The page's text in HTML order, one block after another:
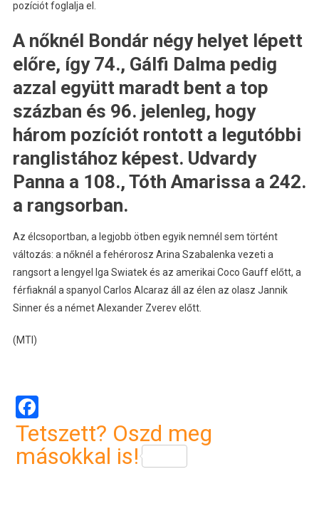
pozíciót foglalja el.
A nőknél Bondár négy helyet lépett
előre, így 74., Gálfi Dalma pedig
azzal együtt maradt bent a top
százban és 96. jelenleg, hogy
három pozíciót rontott a legutóbbi
ranglistához képest. Udvardy
Panna a 108., Tóth Amarissa a 242.
a rangsorban.
Az élcsoportban, a legjobb ötben egyik nemnél sem történt
változás: a nőknél a fehérorosz Arina Szabalenka vezeti a
rangsort a lengyel Iga Swiatek és az amerikai Coco Gauff előtt, a
férfiaknál a spanyol Carlos Alcaraz áll az élen az olasz Jannik
Sinner és a német Alexander Zverev előtt.
(MTI)
Tetszett? Oszd meg
másokkal is!